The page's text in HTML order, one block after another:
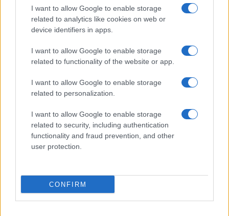
I want to allow Google to enable storage
related to analytics like cookies on web or
device identifiers in apps.
I want to allow Google to enable storage
related to functionality of the website or app.
I want to allow Google to enable storage
related to personalization.
I want to allow Google to enable storage
related to security, including authentication
functionality and fraud prevention, and other
user protection.
CONFIRM
Tre milioni di euro dalla Provincia Gallura per
nuove aule nelle scuole di Olbia
Incidente sulla provinciale 125, paura tra Olbia e
Arzachena
Incidente sulla strada provinciale ad Arzachena,
un ferito
Sangue, musica e solidarietà con Avis Olbia al
Meteo Olbia 9 agosto, temperature in calo